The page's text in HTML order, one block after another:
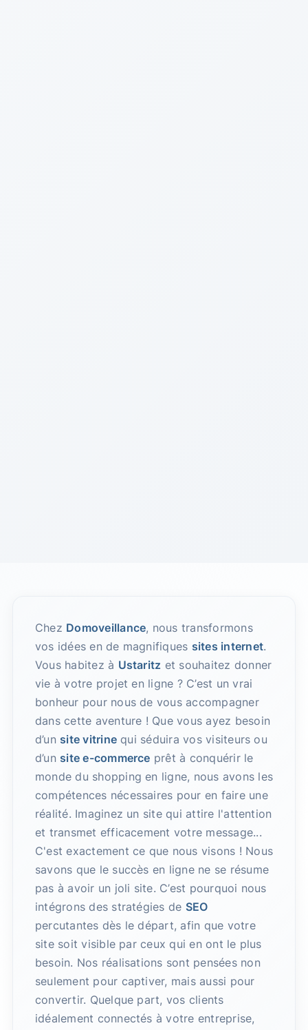
Chez Domoveillance, nous transformons
vos idées en de magnifiques sites internet.
Vous habitez à Ustaritz et souhaitez donner
vie à votre projet en ligne ? C’est un vrai
bonheur pour nous de vous accompagner
dans cette aventure ! Que vous ayez besoin
d’un site vitrine qui séduira vos visiteurs ou
d’un site e-commerce prêt à conquérir le
monde du shopping en ligne, nous avons les
compétences nécessaires pour en faire une
réalité. Imaginez un site qui attire l'attention
et transmet efficacement votre message...
C'est exactement ce que nous visons ! Nous
savons que le succès en ligne ne se résume
pas à avoir un joli site. C’est pourquoi nous
intégrons des stratégies de SEO
percutantes dès le départ, afin que votre
site soit visible par ceux qui en ont le plus
besoin. Nos réalisations sont pensées non
seulement pour captiver, mais aussi pour
convertir. Quelque part, vos clients
idéalement connectés à votre entreprise,